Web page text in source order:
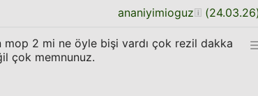
ananiyimioguz (24.03.26
mop 2 mi ne öyle bişi vardı çok rezil dakka
çok memnunuz.